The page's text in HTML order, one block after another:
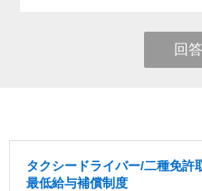
回
タクシードライバー/二種免許
最低給与補償制度